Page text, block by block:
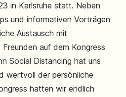
in Karlsruhe statt. Neben
und informativen Vorträgen
Austausch mit
auf dem Kongress
Social Distancing hat uns
wertvoll der persönliche
hatten wir endlich